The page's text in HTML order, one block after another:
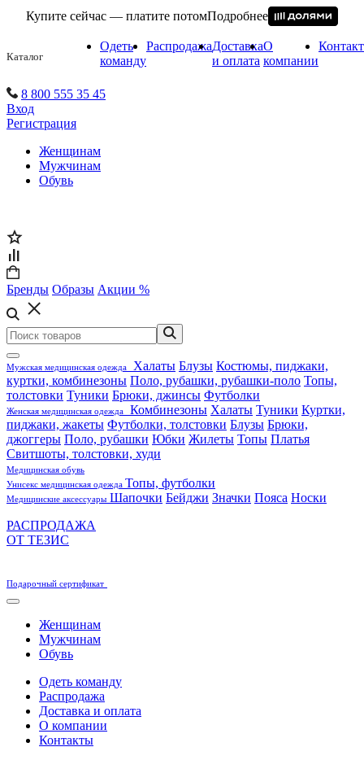
Купите сейчас — платите потомПодробнее
Каталог
Одеть
команду
РаспродажаДоставка
и оплата
О
компании
8 800 555 35 45
Вход
Регистрация
Женщинам
Мужчинам
Обувь
Бренды Образы Акции %
Мужская медицинская одежда Халаты Блузы Костюмы, пиджаки,
куртки, комбинезоны Поло, рубашки, рубашки-поло Топы,
толстовки Туники Брюки, джинсы Футболки
Женская медицинская одежда Комбинезоны Халаты Туники Куртки,
пиджаки, жакеты Футболки, толстовки Блузы Брюки,
джоггеры Поло, рубашки Юбки Жилеты Топы Платья
Свитшоты, толстовки, худи
Медицинская обувь
Унисекс медицинская одежда Топы, футболки
Медицинские аксессуары Шапочки Бейджи Значки Пояса Носки
РАСПРОДАЖА
ОТ ТЕЗИС
Подарочный сертификат
Женщинам
Мужчинам
Обувь
Одеть команду
Распродажа
Доставка и оплата
О компании
Контакты